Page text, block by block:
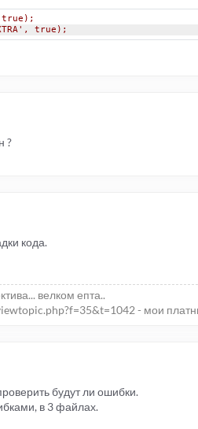
true);
true);
?
кода.
велком епта..
- мои
будут ли ошибки.
в 3 файлах.